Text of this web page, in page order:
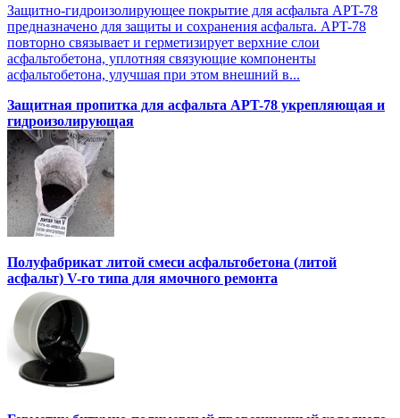
Защитно-гидроизолирующее покрытие для асфальта APT-78
предназначено для защиты и сохранения асфальта. APT-78
повторно связывает и герметизирует верхние слои
асфальтобетона, уплотняя связующие компоненты
асфальтобетона, улучшая при этом внешний в...
Защитная пропитка для асфальта APT-78 укрепляющая и
гидроизолирующая
Полуфабрикат литой смеси асфальтобетона (литой
асфальт) V-го типа для ямочного ремонта